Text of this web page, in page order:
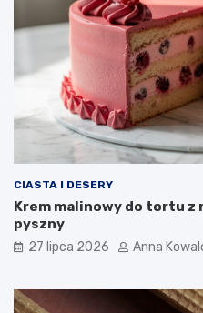
CIASTA I DESERY
Krem malinowy do tortu z
pyszny
27 lipca 2026 Anna